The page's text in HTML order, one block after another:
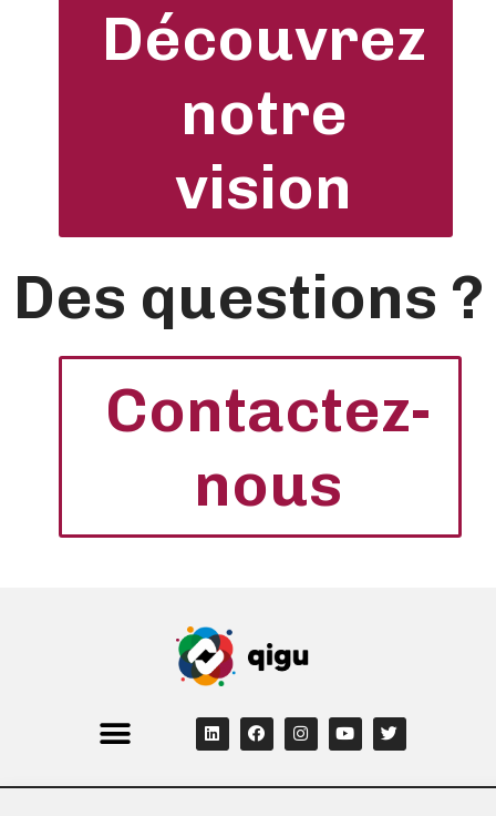
Découvrez
notre
vision
Des questions ?
Contactez-
nous